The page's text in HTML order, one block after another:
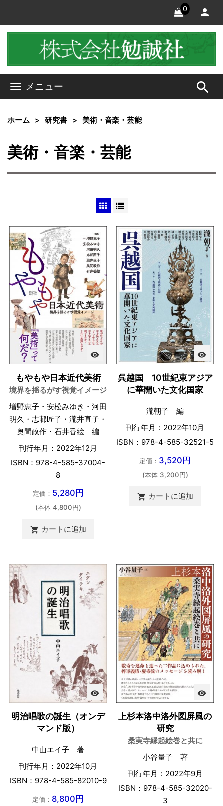
0
メニュー search
ホーム 研究書 美術・音楽・芸能
美術・音楽・芸能
visibility
もやもや日本近代美術
境界を揺るがす視覚イメージ
増野恵子・安松みゆき・河田
明久・志邨匠子・瀧井直子・
奥間政作・石井香絵 編
刊行年月：2022年12月
ISBN：978-4-585-37004-
8
定価： 5,280円
(本体 4,800円)
 カートに追加
visibility
呉越国 10世紀東アジア
に華開いた文化国家
瀧朝子 編
刊行年月：2022年10月
ISBN：978-4-585-32521-5
定価： 3,520円
(本体 3,200円)
 カートに追加
visibility
明治唱歌の誕生（オンデ
マンド版）
中山エイ子 著
刊行年月：2022年10月
ISBN：978-4-585-82010-9
定価： 8,800円
visibility
上杉本洛中洛外図屏風の
研究
桑実寺縁起絵巻と共に
小谷量子 著
刊行年月：2022年9月
ISBN：978-4-585-32020-
3